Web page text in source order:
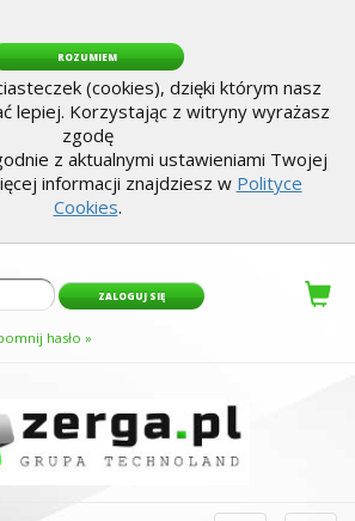
ROZUMIEM
(cookies), dzięki którym nasz
lepiej. Korzystając z witryny wyrażasz
zgodę
z aktualnymi ustawieniami Twojej
informacji znajdziesz w Polityce
Cookies.
hasło »